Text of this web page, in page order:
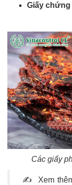
Giấy chứng
Các giấy
✍ Xem